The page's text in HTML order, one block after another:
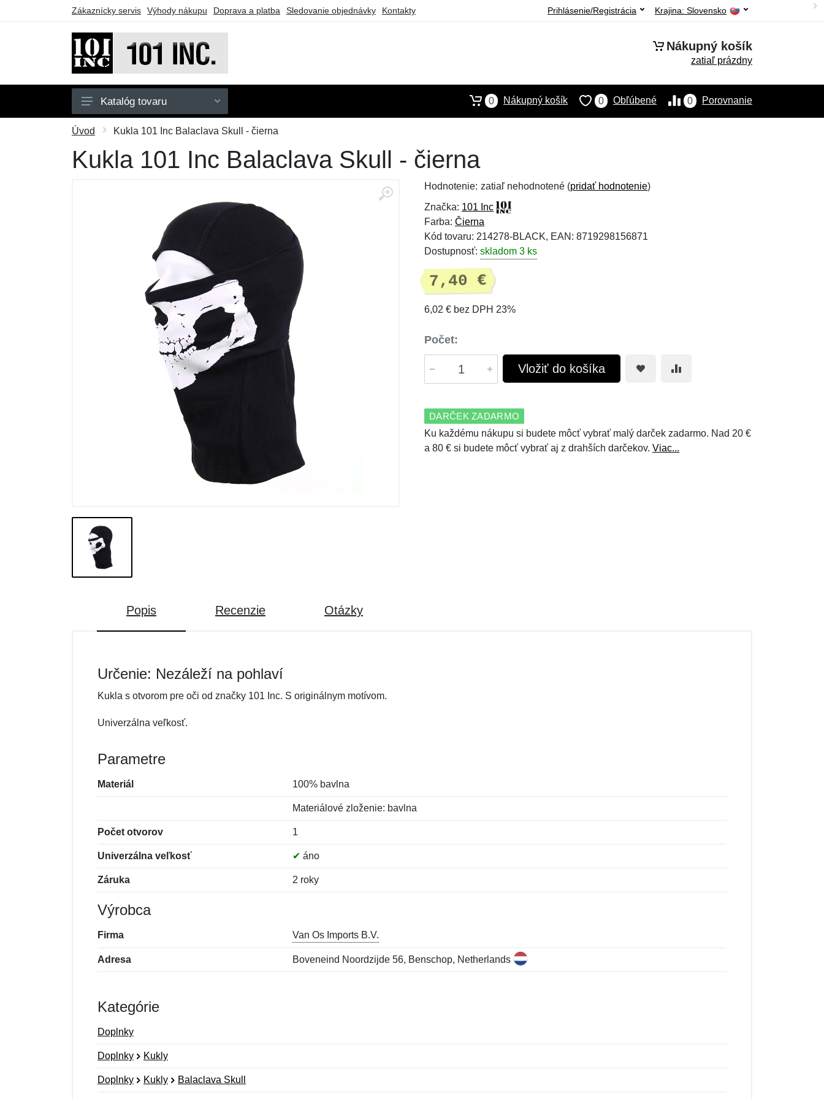
Zákaznícky servis Výhody nákupu Doprava a platba Sledovanie objednávky Kontakty Krajina: Slovensko
Prihlásenie/Registrácia
Nákupný košík
zatiaľ prázdny
Pánske
Detské
Taktické vybavenie
Darčekové poukazy
Katalóg tovaru 0 Porovnanie
0 Obľúbené
0 Nákupný košík
Úvod Kukla 101 Inc Balaclava Skull - čierna
Kukla 101 Inc Balaclava Skull - čierna
Hodnotenie: zatiaľ nehodnotené (pridať hodnotenie)
Značka: 101 Inc
Farba: Čierna
Kód tovaru: 214278-BLACK, EAN: 8719298156871
Dostupnosť: skladom 3 ks
7,40 €
6,02 € bez DPH 23%
Počet:
Vložiť do košíka
DARČEK ZADARMO
Ku každému nákupu si budete môcť vybrať malý darček zadarmo. Nad 20 €
a 80 € si budete môcť vybrať aj z drahších darčekov. Viac...
Popis Recenzie Otázky
Určenie: Nezáleží na pohlaví
Kukla s otvorom pre oči od značky 101 Inc. S originálnym motívom.
Univerzálna veľkosť.
Parametre
Materiál 100% bavlna
Materiálové zloženie: bavlna
Počet otvorov 1
Univerzálna veľkosť ✔ áno
Záruka 2 roky
Výrobca
Firma Van Os Imports B.V.
Adresa Boveneind Noordzijde 56, Benschop, Netherlands
Kategórie
Doplnky
Doplnky Kukly
Doplnky Kukly Balaclava Skull